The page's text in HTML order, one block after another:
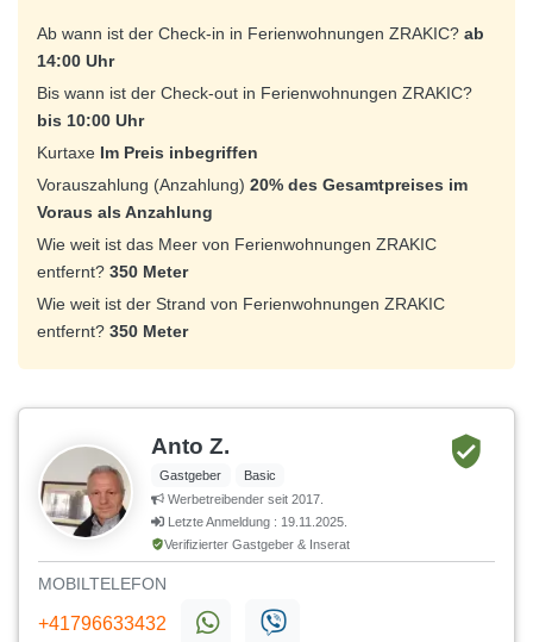
Ab wann ist der Check-in in Ferienwohnungen ZRAKIC? ab
14:00 Uhr
Bis wann ist der Check-out in Ferienwohnungen ZRAKIC?
bis 10:00 Uhr
Kurtaxe Im Preis inbegriffen
Vorauszahlung (Anzahlung) 20% des Gesamtpreises im
Voraus als Anzahlung
Wie weit ist das Meer von Ferienwohnungen ZRAKIC
entfernt? 350 Meter
Wie weit ist der Strand von Ferienwohnungen ZRAKIC
entfernt? 350 Meter
Anto Z.
Gastgeber
Basic
Werbetreibender seit 2017.
Letzte Anmeldung : 19.11.2025.
Verifizierter Gastgeber & Inserat
MOBILTELEFON
+41796633432